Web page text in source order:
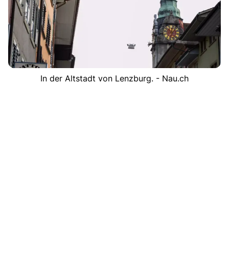
In der Altstadt von Lenzburg. - Nau.ch